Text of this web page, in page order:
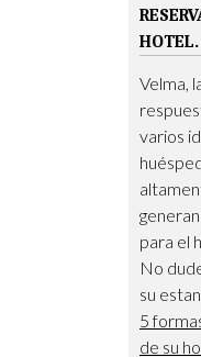
HOTEL.
Velma,
varios
para el
No
su
5
de su